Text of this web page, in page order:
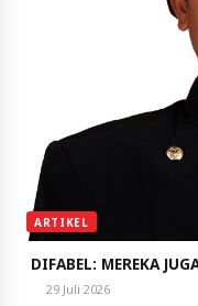
ARTIKEL
DIFABEL: MEREKA
29 Juli 2026